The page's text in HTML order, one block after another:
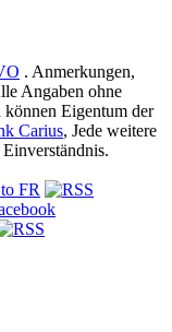
. Anmerkungen,
Angaben ohne
Eigentum der
Carius, Jede weitere